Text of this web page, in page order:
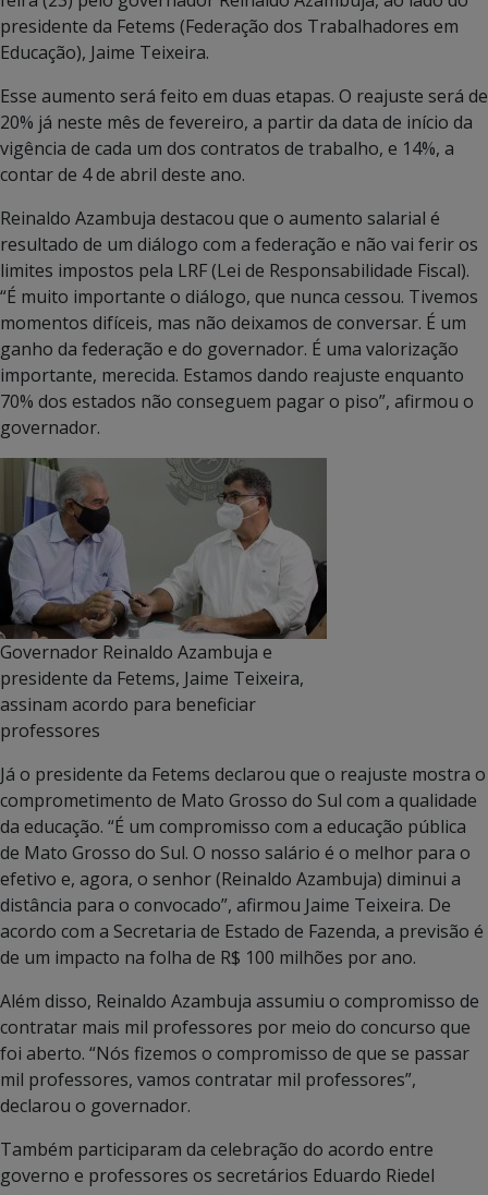
presidente da Fetems (Federação dos Trabalhadores em
Educação), Jaime Teixeira.
Esse aumento será feito em duas etapas. O reajuste será de
20% já neste mês de fevereiro, a partir da data de início da
vigência de cada um dos contratos de trabalho, e 14%, a
contar de 4 de abril deste ano.
Reinaldo Azambuja destacou que o aumento salarial é
resultado de um diálogo com a federação e não vai ferir os
limites impostos pela LRF (Lei de Responsabilidade Fiscal).
“É muito importante o diálogo, que nunca cessou. Tivemos
momentos difíceis, mas não deixamos de conversar. É um
ganho da federação e do governador. É uma valorização
importante, merecida. Estamos dando reajuste enquanto
70% dos estados não conseguem pagar o piso”, afirmou o
governador.
Governador Reinaldo Azambuja e
presidente da Fetems, Jaime Teixeira,
assinam acordo para beneficiar
professores
Já o presidente da Fetems declarou que o reajuste mostra o
comprometimento de Mato Grosso do Sul com a qualidade
da educação. “É um compromisso com a educação pública
de Mato Grosso do Sul. O nosso salário é o melhor para o
efetivo e, agora, o senhor (Reinaldo Azambuja) diminui a
distância para o convocado”, afirmou Jaime Teixeira. De
acordo com a Secretaria de Estado de Fazenda, a previsão é
de um impacto na folha de R$ 100 milhões por ano.
Além disso, Reinaldo Azambuja assumiu o compromisso de
contratar mais mil professores por meio do concurso que
foi aberto. “Nós fizemos o compromisso de que se passar
mil professores, vamos contratar mil professores”,
declarou o governador.
Também participaram da celebração do acordo entre
governo e professores os secretários Eduardo Riedel